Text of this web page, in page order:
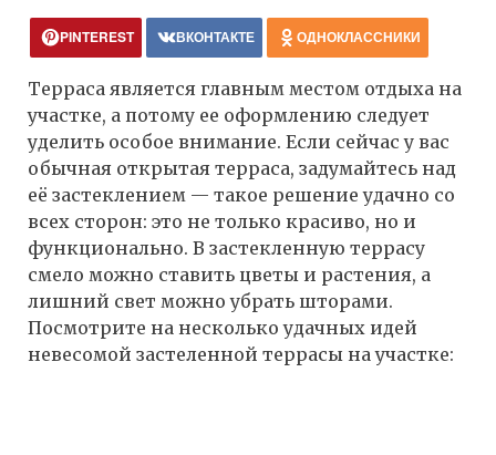
PINTEREST ВКОНТАКТЕ ОДНОКЛАССНИКИ
Терраса является главным местом отдыха на
участке, а потому ее оформлению следует
уделить особое внимание. Если сейчас у вас
обычная открытая терраса, задумайтесь над
её застеклением — такое решение удачно со
всех сторон: это не только красиво, но и
функционально. В застекленную террасу
смело можно ставить цветы и растения, а
лишний свет можно убрать шторами.
Посмотрите на несколько удачных идей
невесомой застеленной террасы на участке: